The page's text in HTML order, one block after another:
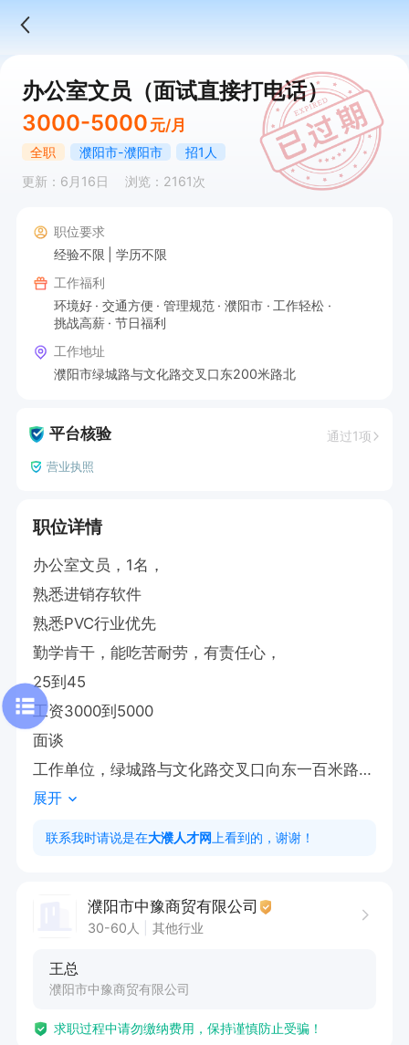
办公室文员（面试直接打电话）
3000-5000 元/月
全职 濮阳市-濮阳市
招1人
更新：6月16日
浏览：2161次
职位要求
经验不限
学历不限
工作福利
环境好
交通方便 管理规范 濮阳市
工作轻松
挑战高薪
节日福利
工作地址
濮阳市绿城路与文化路交叉口东200米路北
平台核验 通过1项
营业执照
职位详情
办公室文员，1名，
熟悉进销存软件
熟悉PVC行业优先
勤学肯干，能吃苦耐劳，有责任心，
25到45
工资3000到5000
面谈
工作单位，绿城路与文化路交叉口向东一百米路北
鲁塑管道
展开
联系我时请说是在大濮人才网 上看到的，谢谢！
濮阳市中豫商贸有限公司
30-60人 其他行业
王总
濮阳市中豫商贸有限公司
求职过程中请勿缴纳费用，保持谨慎防止受骗！